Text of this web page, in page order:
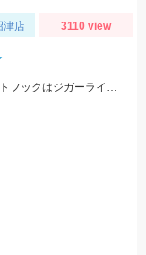
津店 3110 view
鈴竹丸さんに乗船。ジグはスパイV200ｇ。アシストフックはジガーライトシワリ2/0を使用。